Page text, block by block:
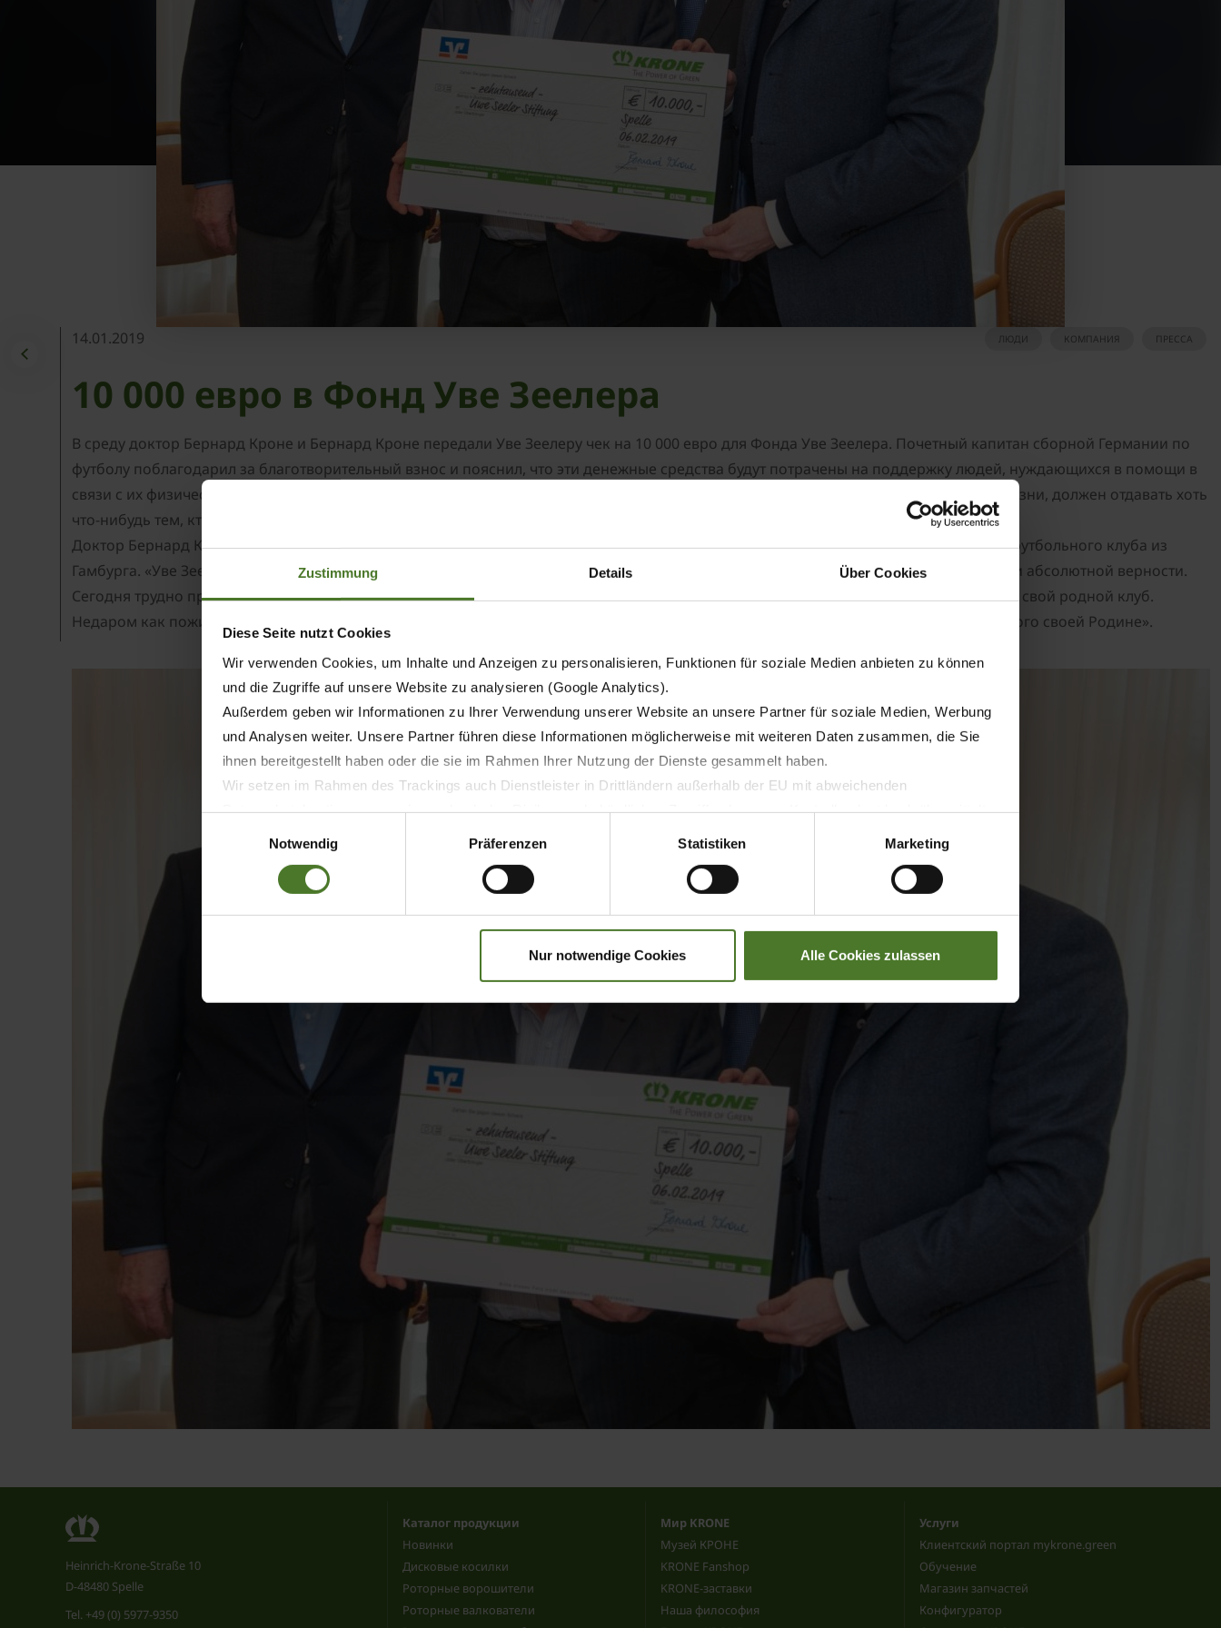
Zustimmung Details Über Cookies
Diese Seite nutzt Cookies
Wir verwenden Cookies, um Inhalte und Anzeigen zu personalisieren, Funktionen für soziale Medien anbieten zu können
und die Zugriffe auf unsere Website zu analysieren (Google Analytics).
Außerdem geben wir Informationen zu Ihrer Verwendung unserer Website an unsere Partner für soziale Medien, Werbung
und Analysen weiter. Unsere Partner führen diese Informationen möglicherweise mit weiteren Daten zusammen, die Sie
ihnen bereitgestellt haben oder die sie im Rahmen Ihrer Nutzung der Dienste gesammelt haben.
Wir setzen im Rahmen des Trackings auch Dienstleister in Drittländern außerhalb der EU mit abweichenden
Datenschutzbestimmungen ein, wodurch das Risiko von behördlichen Zugriffen bzw. von Kontrollverlust bzgl. übermittelter
Daten bestehen kann.
Impressum
Notwendig
Präferenzen Statistiken Marketing
Nur notwendige Cookies Alle Cookies zulassen
14.01.2019 ПРЕССА
КОМПАНИЯ
ЛЮДИ
10 000 евро в Фонд Уве Зеелера
В среду доктор Бернард Кроне и Бернард Кроне передали Уве Зеелеру чек на 10 000 евро для Фонда Уве Зеелера. Почетный капитан сборной Германии по
футболу поблагодарил за благотворительный взнос и пояснил, что эти денежные средства будут потрачены на поддержку людей, нуждающихся в помощи в
связи с их физическим, психическим или душевным состоянием. «Тот, кто многим обязан спорту и знает только светлую сторону жизни, должен отдавать хоть
что-нибудь тем, кто никогда не мог ощутить такого состояния счастья и знает жизнь с другой стороны», - сказал Уве Зеелер.
Доктор Бернард Кроне был очень рад возможности лично познакомиться с легендой немецкого футбола, королем бомбардиров футбольного клуба из
Гамбурга. «Уве Зеелер был одним из лучших в мире центральных нападающих. Его имя является олицетворением честного спорта и абсолютной верности.
Сегодня трудно представить себе игрока, способного отказаться от миллионного предложения от зарубежного клуба ради игры за свой родной клуб.
Недаром как пожилые, так и молодые футбольные болельщики во всей Германии высоко ценят этого человека, искренне преданного своей Родине».
Heinrich-Krone-Straße 10
D-48480 Spelle
Tel. +49 (0) 5977-9350
Каталог продукции
Новинки
Дисковые косилки
Роторные ворошители
Роторные валкователи
Мир KRONE
Музей КРОНЕ
KRONE Fanshop
KRONE-заставки
Наша философия
Услуги
Клиентский портал mykrone.green
Обучение
Магазин запчастей
Конфигуратор